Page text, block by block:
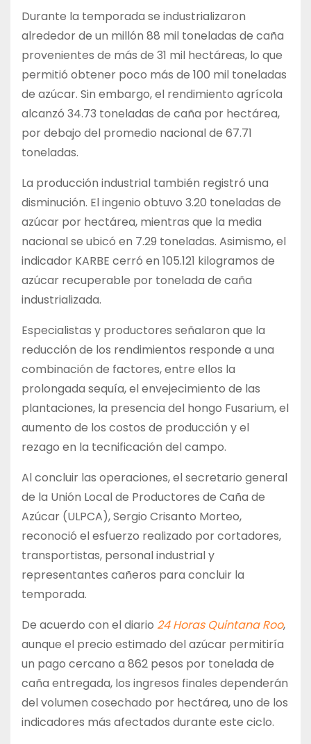
Durante la temporada se industrializaron
alrededor de un millón 88 mil toneladas de caña
provenientes de más de 31 mil hectáreas, lo que
permitió obtener poco más de 100 mil toneladas
de azúcar. Sin embargo, el rendimiento agrícola
alcanzó 34.73 toneladas de caña por hectárea,
por debajo del promedio nacional de 67.71
toneladas.
La producción industrial también registró una
disminución. El ingenio obtuvo 3.20 toneladas de
azúcar por hectárea, mientras que la media
nacional se ubicó en 7.29 toneladas. Asimismo, el
indicador KARBE cerró en 105.121 kilogramos de
azúcar recuperable por tonelada de caña
industrializada.
Especialistas y productores señalaron que la
reducción de los rendimientos responde a una
combinación de factores, entre ellos la
prolongada sequía, el envejecimiento de las
plantaciones, la presencia del hongo Fusarium, el
aumento de los costos de producción y el
rezago en la tecnificación del campo.
Al concluir las operaciones, el secretario general
de la Unión Local de Productores de Caña de
Azúcar (ULPCA), Sergio Crisanto Morteo,
reconoció el esfuerzo realizado por cortadores,
transportistas, personal industrial y
representantes cañeros para concluir la
temporada.
De acuerdo con el diario 24 Horas Quintana Roo,
aunque el precio estimado del azúcar permitiría
un pago cercano a 862 pesos por tonelada de
caña entregada, los ingresos finales dependerán
del volumen cosechado por hectárea, uno de los
indicadores más afectados durante este ciclo.